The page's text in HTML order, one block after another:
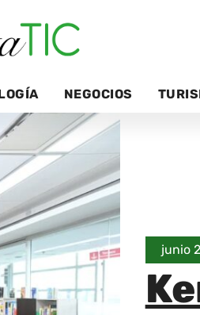
NEGOCIOS
junio